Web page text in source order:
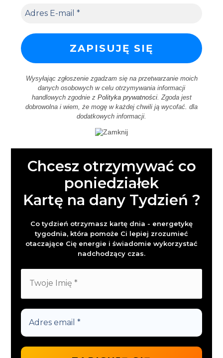
Wysyłając zgłoszenie zgadzam się na przetwarzanie moich
danych osobowych w celu otrzymywania informacji
handlowych zgodnie z Polityka prywatności. Zgoda jest
dobrowolna i wiem, że mogę w każdej chwili ją wycofać. dla
dodatkowych informacji.
Chcesz otrzymywać co
poniedziałek
Kartę na dany Tydzień ?
Co tydzień otrzymasz kartę dnia - energetykę
tygodnia, która pomoże Ci lepiej zrozumieć
otaczające Cię energie i świadomie wykorzystać
nadchodzący czas.